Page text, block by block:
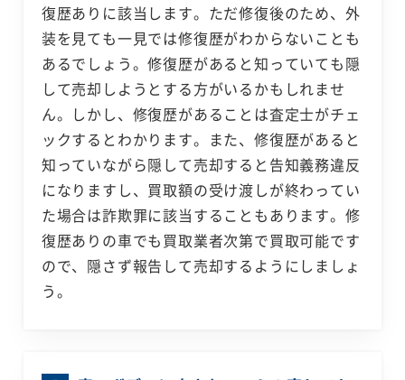
復歴ありに該当します。ただ修復後のため、外
装を見ても一見では修復歴がわからないことも
あるでしょう。修復歴があると知っていても隠
して売却しようとする方がいるかもしれませ
ん。しかし、修復歴があることは査定士がチェ
ックするとわかります。また、修復歴があると
知っていながら隠して売却すると告知義務違反
になりますし、買取額の受け渡しが終わってい
た場合は詐欺罪に該当することもあります。修
復歴ありの車でも買取業者次第で買取可能です
ので、隠さず報告して売却するようにしましょ
う。